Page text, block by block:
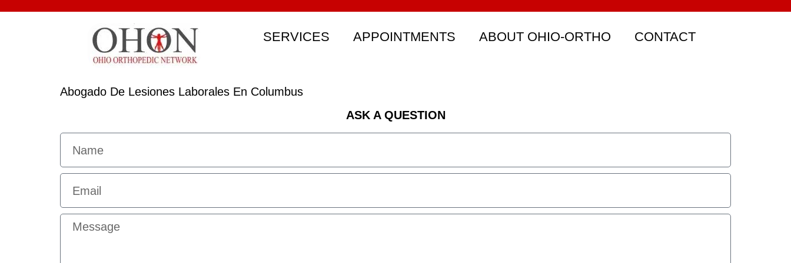
SERVICES APPOINTMENTS ABOUT OHIO-ORTHO CONTACT
Abogado De Lesiones Laborales En Columbus
ASK A QUESTION